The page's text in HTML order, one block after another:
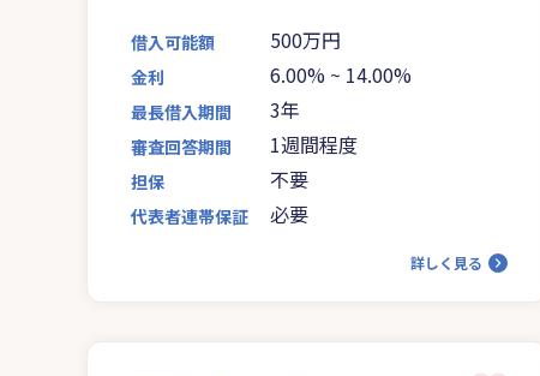
借入可能額 500万円
金利 6.00% ~ 14.00%
最長借入期間 3年
審査回答期間 1週間程度
担保 不要
代表者連帯保証 必要
詳しく見る